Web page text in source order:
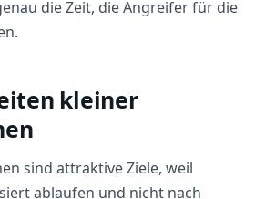
die Zeit, die Angreifer für die
kleiner
sind attraktive Ziele, weil
ablaufen und nicht nach